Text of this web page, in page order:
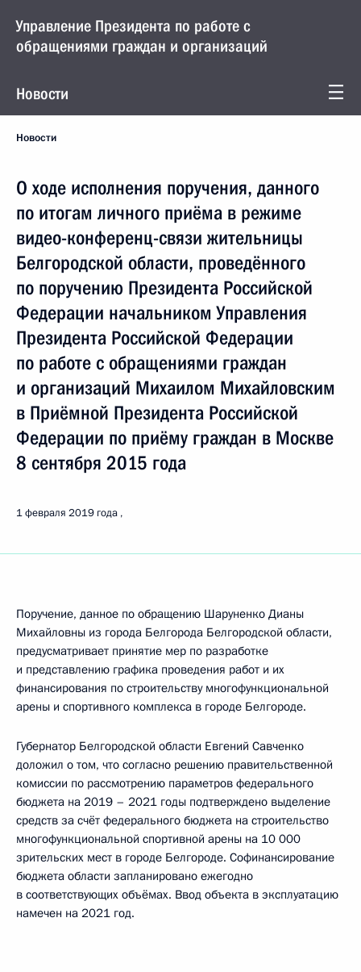
Управление Президента по работе с
обращениями граждан и организаций
Новости
Новости
О ходе исполнения поручения, данного
по итогам личного приёма в режиме
видео-конференц-связи жительницы
Белгородской области, проведённого
по поручению Президента Российской
Федерации начальником Управления
Президента Российской Федерации
по работе с обращениями граждан
и организаций Михаилом Михайловским
в Приёмной Президента Российской
Федерации по приёму граждан в Москве
8 сентября 2015 года
1 февраля 2019 года
Поручение, данное по обращению Шаруненко Дианы
Михайловны из города Белгорода Белгородской области,
предусматривает принятие мер по разработке
и представлению графика проведения работ и их
финансирования по строительству многофункциональной
арены и спортивного комплекса в городе Белгороде.
Губернатор Белгородской области Евгений Савченко
доложил о том, что согласно решению правительственной
комиссии по рассмотрению параметров федерального
бюджета на 2019 – 2021 годы подтверждено выделение
средств за счёт федерального бюджета на строительство
многофункциональной спортивной арены на 10 000
зрительских мест в городе Белгороде. Софинансирование
бюджета области запланировано ежегодно
в соответствующих объёмах. Ввод объекта в эксплуатацию
намечен на 2021 год.